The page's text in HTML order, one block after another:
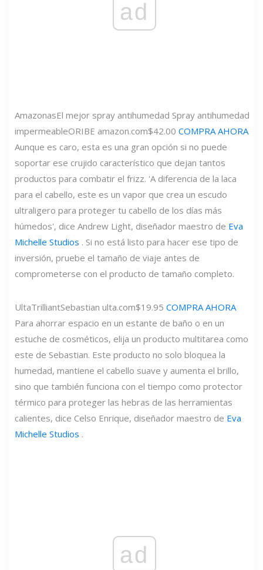
ad
AmazonasEl mejor spray antihumedad Spray antihumedad
impermeableORIBE amazon.com$42.00 COMPRA AHORA
Aunque es caro, esta es una gran opción si no puede
soportar ese crujido característico que dejan tantos
productos para combatir el frizz. 'A diferencia de la laca
para el cabello, este es un vapor que crea un escudo
ultraligero para proteger tu cabello de los días más
húmedos', dice Andrew Light, diseñador maestro de Eva
Michelle Studios . Si no está listo para hacer ese tipo de
inversión, pruebe el tamaño de viaje antes de
comprometerse con el producto de tamaño completo.
UltaTrilliantSebastian ulta.com$19.95 COMPRA AHORA
Para ahorrar espacio en un estante de baño o en un
estuche de cosméticos, elija un producto multitarea como
este de Sebastian. Este producto no solo bloquea la
humedad, mantiene el cabello suave y aumenta el brillo,
sino que también funciona con el tiempo como protector
térmico para proteger las hebras de las herramientas
calientes, dice Celso Enrique, diseñador maestro de Eva
Michelle Studios .
ad